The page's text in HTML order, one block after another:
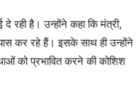
रही है। उन्होंने कहा कि मंत्री,
कर रहे हैं। इसके साथ ही उन्होंने
को प्रभावित करने की कोशिश